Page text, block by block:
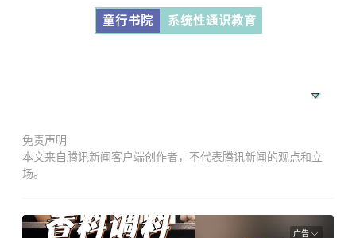
童行书院 系统性通识教育
免责声明
本文来自腾讯新闻客户端创作者，不代表腾讯新闻的观点和立
场。
广告